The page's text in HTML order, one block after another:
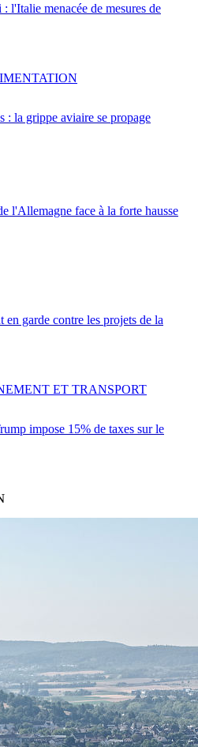
l'Italie menacée de mesures de
: la grippe aviaire se propage
l'Allemagne face à la forte hausse
en garde contre les projets de la
impose 15% de taxes sur le
ET TRANSPORT